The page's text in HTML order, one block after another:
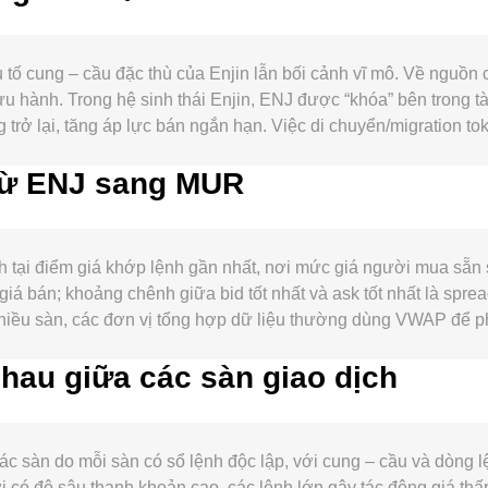
cung – cầu đặc thù của Enjin lẫn bối cảnh vĩ mô. Về
Trong hệ sinh thái Enjin, ENJ được “khóa” bên trong
trở lại, tăng áp lực bán ngắn hạn. Việc di chuyển/migration
cũng làm giảm nguồn cung có thể giao dịch. Về cầu, hoạt
Wallet/SDK với nhà phát triển, và các hợp tác game
và tâm lý ưa rủi ro trên thị trường tài sản số; đồng thời
giá crypto, cùng một mức ENJ tính theo USD/USDT có thể
token tiện ích trong game, tiêu chuẩn niêm yết hoặc thay
các động lực kỹ thuật như funding rate hợp đồng vĩnh cửu
sinh, cũng như dòng ví “whale” on-chain, có thể khuếch
ENJ sang MUR
tại điểm giá khớp lệnh gần nhất, nơi mức giá người mua
bán; khoảng chênh giữa bid tốt nhất và ask tốt nhất là
sàn, các đơn vị tổng hợp dữ liệu thường dùng VWAP để
ENJ = Giá trị MUR / conversion rate. Ngoài cơ chế khớp
× y = k để giữ sản phẩm dự trữ không đổi; trong một pool
tại từng thời điểm.
giữa các sàn giao dịch
sàn do mỗi sàn có sổ lệnh độc lập, với cung – cầu và dòng